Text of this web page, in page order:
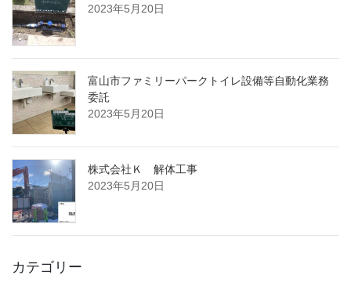
2023年5月20日
富山市ファミリーパークトイレ設備等自動化業務
委託
2023年5月20日
株式会社Ｋ 解体工事
2023年5月20日
カテゴリー